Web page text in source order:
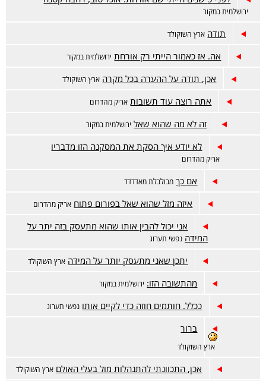
ירושלמית במקור
תודה ארץ השוקולד
אה. אז כאמור הייתי רק אורחת ירושלמית במקור
אכן, תודה על ההערה בכל מקרה ארץ השוקולד
אתה רוצה עוד תשובות אריק מהדרום
זה לא מה שהוא שאל ירושלמית במקור
לא יודע איך הסקת את המסקנה הזו מדבריו
אריק מהדרום
אם כך מבולבלת מאדדדד
איזה מזל שהוא שאל בפורום פתוח אריק מהדרום
אני יכול להבין אותו שהוא מתעסק בזה יתר על
המידה נפשי תערוג
יתכן שאני מתעסק יותר על המידה ארץ השוקולד
מהתשובה הזו: ירושלמית במקור
ככלל. חותמים חוזה כדי לקיים אותו נפשי תערוג
ברור
ארץ השוקולד
אכן, התכוונתי להתנהלות מול בעלי האולם ארץ השוקולד